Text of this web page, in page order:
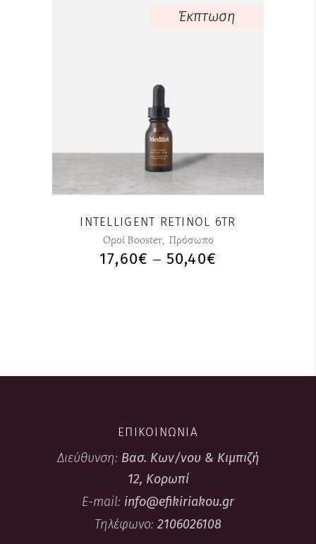
Έκπτωση
INTELLIGENT RETINOL 6TR
Οροί Booster, Πρόσωπο
17,60€ – 50,40€
ΕΠΙΚΟΙΝΩΝΙΑ
Διεύθυνση: Βασ. Κων/νου & Κιμπιζή
12, Κορωπί
E-mail: info@efikiriakou.gr
Τηλέφωνο: 2106026108